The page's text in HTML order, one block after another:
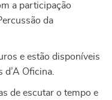
a participação
da
e estão disponíveis
Oficina.
de escutar o tempo e